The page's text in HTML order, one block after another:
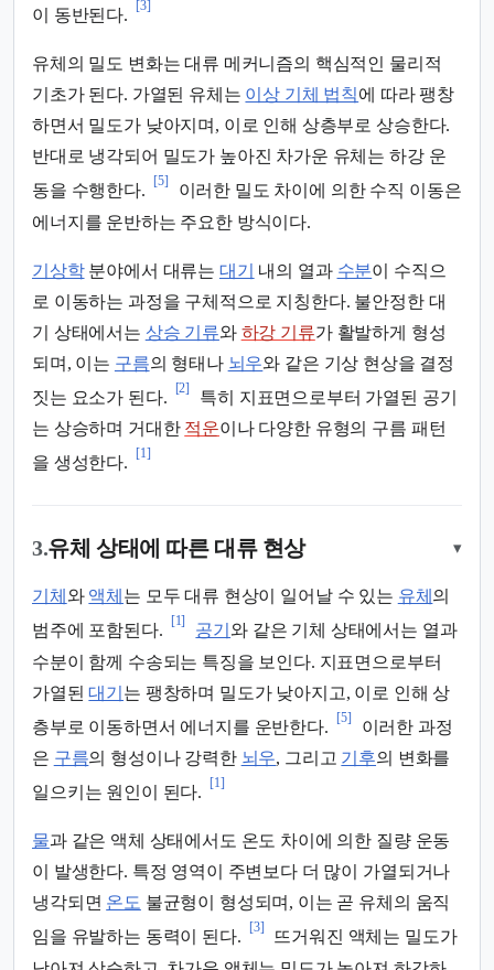
이 동반된다.
[3]
유체의 밀도 변화는 대류 메커니즘의 핵심적인 물리적
기초가 된다. 가열된 유체는 이상 기체 법칙에 따라 팽창
하면서 밀도가 낮아지며, 이로 인해 상층부로 상승한다.
반대로 냉각되어 밀도가 높아진 차가운 유체는 하강 운
동을 수행한다.
[5]
이러한 밀도 차이에 의한 수직 이동은
에너지를 운반하는 주요한 방식이다.
기상학분야에서 대류는 대기 내의 열과 수분이 수직으
로 이동하는 과정을 구체적으로 지칭한다. 불안정한 대
기 상태에서는 상승 기류와 하강 기류가 활발하게 형성
되며, 이는 구름의 형태나 뇌우와 같은 기상 현상을 결정
짓는 요소가 된다.
[2]
특히 지표면으로부터 가열된 공기
는 상승하며 거대한 적운이나 다양한 유형의 구름 패턴
을 생성한다.
[1]
3.유체 상태에 따른 대류 현상 ▾
기체 와 액체 는 모두 대류 현상이 일어날 수 있는 유체 의
범주에 포함된다.
[1]
공기 와 같은 기체 상태에서는 열과
수분이 함께 수송되는 특징을 보인다. 지표면으로부터
가열된대기 는 팽창하며 밀도가 낮아지고, 이로 인해 상
층부로 이동하면서 에너지를 운반한다.
[5]
이러한 과정
은 구름의 형성이나 강력한 뇌우, 그리고 기후의 변화를
일으키는 원인이 된다.
[1]
물과 같은 액체 상태에서도 온도 차이에 의한 질량 운동
이 발생한다. 특정 영역이 주변보다 더 많이 가열되거나
냉각되면 온도 불균형이 형성되며, 이는 곧 유체의 움직
임을 유발하는 동력이 된다.
[3]
뜨거워진 액체는 밀도가